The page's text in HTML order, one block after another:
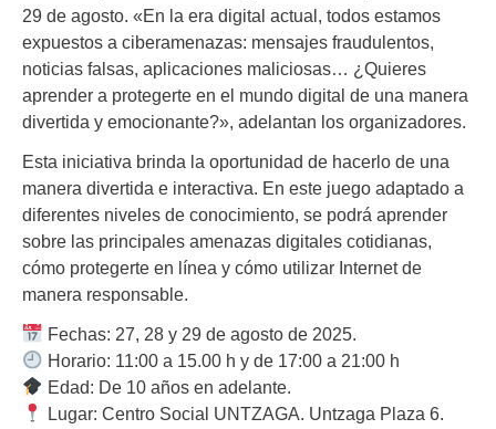
29 de agosto. «En la era digital actual, todos estamos
expuestos a ciberamenazas: mensajes fraudulentos,
noticias falsas, aplicaciones maliciosas… ¿Quieres
aprender a protegerte en el mundo digital de una manera
divertida y emocionante?», adelantan los organizadores.
Esta iniciativa brinda la oportunidad de hacerlo de una
manera divertida e interactiva. En este juego adaptado a
diferentes niveles de conocimiento, se podrá aprender
sobre las principales amenazas digitales cotidianas,
cómo protegerte en línea y cómo utilizar Internet de
manera responsable.
Fechas: 27, 28 y 29 de agosto de 2025.
Horario: 11:00 a 15.00 h y de 17:00 a 21:00 h
Edad: De 10 años en adelante.
Lugar: Centro Social UNTZAGA. Untzaga Plaza 6.